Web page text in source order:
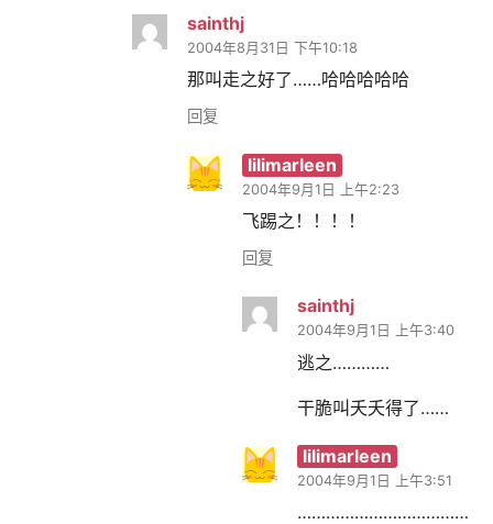
sainthj
2004年8月31日 下午10:18
那叫走之好了……哈哈哈哈哈
回复
lilimarleen
2004年9月1日 上午2:23
飞踢之！！！！
回复
sainthj
2004年9月1日 上午3:40
逃之…………
干脆叫夭夭得了……
lilimarleen
2004年9月1日 上午3:51
………………………………